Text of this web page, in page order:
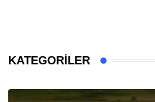
KATEGORILER